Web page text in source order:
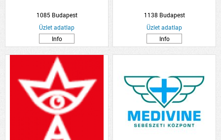
1085 Budapest
Üzlet adatlap
Info
1138 Budapest
Üzlet adatlap
Info